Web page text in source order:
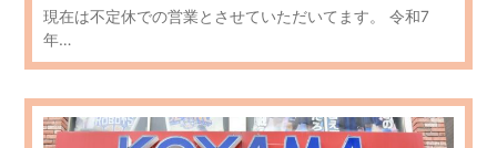
現在は不定休での営業とさせていただいてます。 令和7
年…